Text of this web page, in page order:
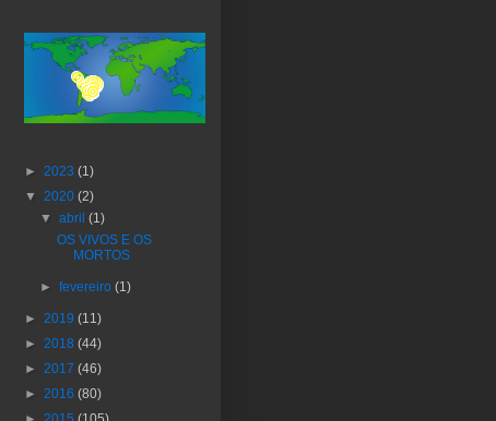
► 2023 (1)
▼ 2020 (2)
▼abril(1)
OS VIVOS E OS
MORTOS
►fevereiro(1)
► 2019 (11)
► 2018 (44)
► 2017 (46)
► 2016 (80)